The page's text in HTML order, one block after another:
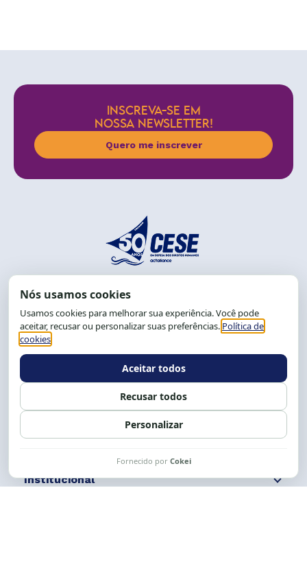
INSCREVA-SE EM
NOSSA NEWSLETTER!
Quero me inscrever
End.: R. da Graça, 150. Graça
CEP: 40.150-055
Salvador-BA, Brasil.
Tel.: (71) 2104-5457, Cel.: (71) 9 9239-2104 ou 2105
Expediente: 8h às 12h e 13 às 17h.
Siga nossas redes Fale conosco
Institucional